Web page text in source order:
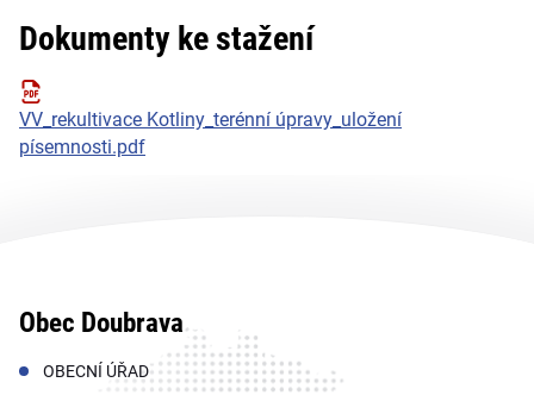
Dokumenty ke stažení
VV_rekultivace Kotliny_terénní úpravy_uložení
písemnosti.pdf
Obec Doubrava
OBECNÍ ÚŘAD